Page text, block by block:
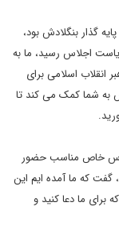
گذار بنگلادش بود،
اجلاس رسید، ما به
انقلاب اسلامی برای
به شما کمک می کند تا
خاص مناسب حضور
گفت که ما آمده ایم این
برای ما دعا کنید و